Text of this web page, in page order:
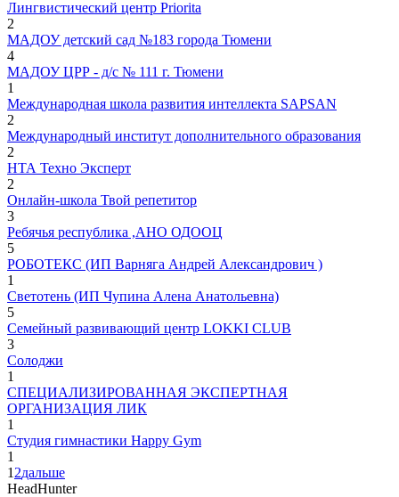
Лингвистический центр Priorita
2
МАДОУ детский сад №183 города Тюмени
4
МАДОУ ЦРР - д/с № 111 г. Тюмени
1
Международная школа развития интеллекта SAPSAN
2
Международный институт дополнительного образования
2
НТА Техно Эксперт
2
Онлайн-школа Твой репетитор
3
Ребячья республика ,АНО ОДООЦ
5
РОБОТЕКС (ИП Варняга Андрей Александрович )
1
Светотень (ИП Чупина Алена Анатольевна)
5
Семейный развивающий центр LOKKI CLUB
3
Солоджи
1
СПЕЦИАЛИЗИРОВАННАЯ ЭКСПЕРТНАЯ
ОРГАНИЗАЦИЯ ЛИК
1
Студия гимнастики Happy Gym
1
1 2дальше
HeadHunter